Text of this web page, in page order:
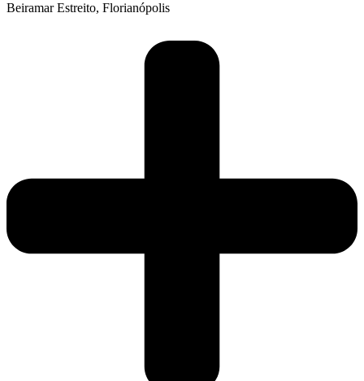
Beiramar Estreito, Florianópolis